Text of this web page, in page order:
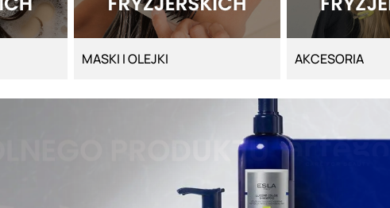
MASKI I OLEJKI AKCESORIA